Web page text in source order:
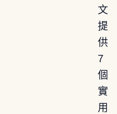
文
提
供
7
個
實
用